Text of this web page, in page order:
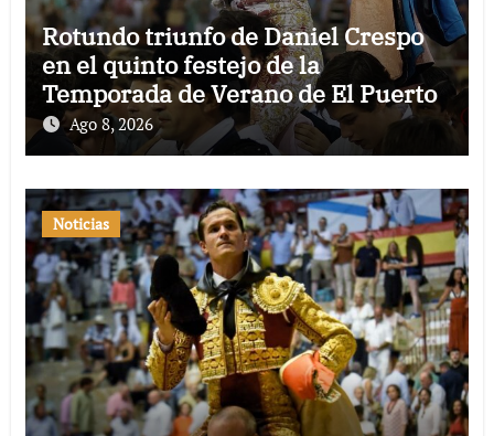
Rotundo triunfo de Daniel Crespo
en el quinto festejo de la
Temporada de Verano de El Puerto
Ago 8, 2026
Noticias